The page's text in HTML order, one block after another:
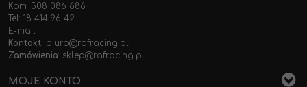
Kom: 508 086 686
Tel: 18 414 96 42
E-mail
Kontakt: biuro@rafracing.pl
Zamówienia: sklep@rafracing.pl
MOJE KONTO